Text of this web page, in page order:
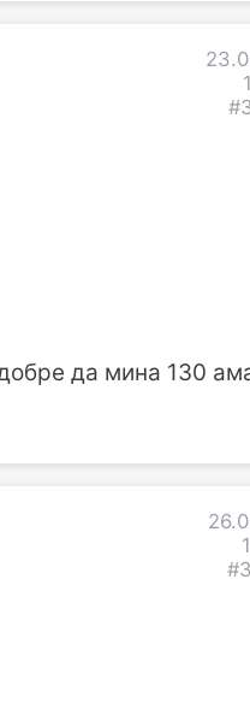
да мина 130